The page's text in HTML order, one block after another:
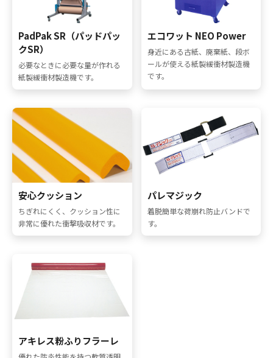
PadPak SR（パッドパッ
クSR）
必要なときに必要な量が作れる
紙製緩衝材製造機です。
エコワット NEO Power
身近にある古紙、廃棄紙、段ボ
ールが使える紙製緩衝材製造機
です。
安心クッション
ちぎれにくく、クッション性に
非常に優れた衝撃吸収材です。
パレマジック
着脱簡単な荷崩れ防止バンドで
す。
アキレス粉ふりフラーレ